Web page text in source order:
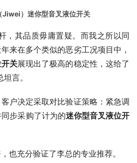
Jiwei）迷你型音叉液位开关
其品质毋庸置疑。而我之所以同
来在多个类似的恶劣工况项目中，
关展现出了极高的稳定性，这给了
言。
决定采取对比验证策略：紧急调
步采购了计为的迷你型音叉液位开
充分验证了李总的专业推荐。